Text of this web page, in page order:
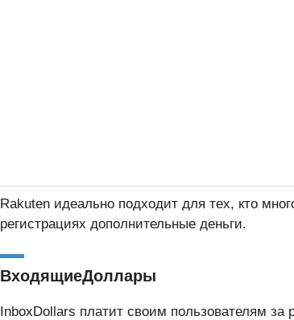
Rakuten идеально подходит для тех, кто
регистрациях дополнительные деньги.
ВходящиеДоллары
InboxDollars платит своим пользователям за